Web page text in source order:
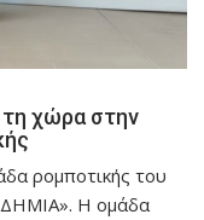
χώρα στην
ρομποτικής του
Η ομάδα